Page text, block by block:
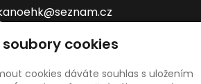
www.kanoehk.cz
724861215cookies
cookies dáváte souhlas s uložením